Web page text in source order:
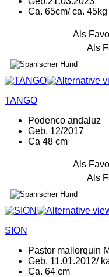
Ca. 65cm/ ca. 45kg
Als
Als
TANGO
Podenco andaluz
Geb. 12/2017
Ca 48 cm
Als
Als
SION
Pastor mallorquin
Geb. 11.01.2012/
Ca. 64 cm